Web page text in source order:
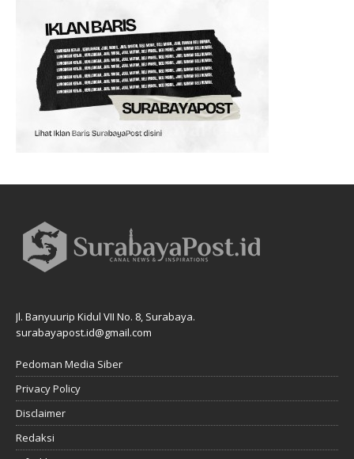
Jl. Banyuurip Kidul VII No. 8, Surabaya.
surabayapost.id@gmail.com
Pedoman Media Siber
Privacy Policy
Disclaimer
Redaksi